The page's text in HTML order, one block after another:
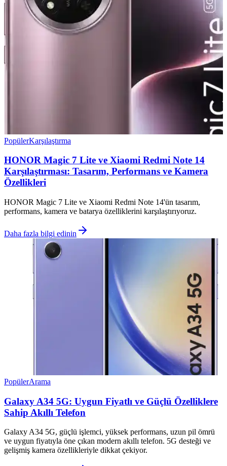
PopülerKarşılaştırma
HONOR Magic 7 Lite ve Xiaomi Redmi Note 14
Karşılaştırması: Tasarım, Performans ve Kamera
Özellikleri
HONOR Magic 7 Lite ve Xiaomi Redmi Note 14'ün tasarım,
performans, kamera ve batarya özelliklerini karşılaştırıyoruz.
Daha fazla bilgi edinin
PopülerArama
Galaxy A34 5G: Uygun Fiyatlı ve Güçlü Özelliklere
Sahip Akıllı Telefon
Galaxy A34 5G, güçlü işlemci, yüksek performans, uzun pil ömrü
ve uygun fiyatıyla öne çıkan modern akıllı telefon. 5G desteği ve
gelişmiş kamera özellikleriyle dikkat çekiyor.